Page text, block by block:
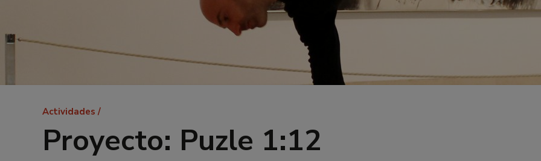
Ruta
de
navegación
Actividades
Proyecto: Puzle 1:12